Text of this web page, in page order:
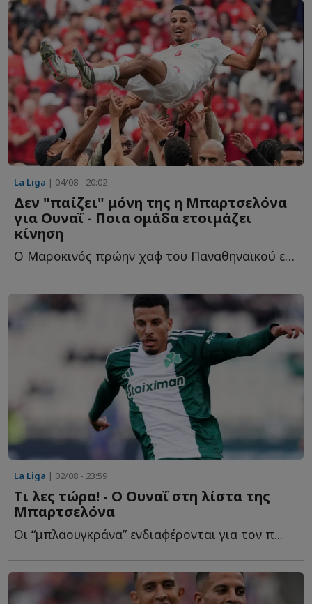
La Liga | 04/08 - 20:02
Δεν "παίζει" μόνη της η Μπαρτσελόνα
για Ουναΐ - Ποια ομάδα ετοιμάζει
κίνηση
Ο Μαροκινός πρώην χαφ του Παναθηναϊκού είναι περιζήτητος μ...
La Liga | 02/08 - 23:59
Τι λες τώρα! - Ο Ουναΐ στη λίστα της
Μπαρτσελόνα
Οι “μπλαουγκράνα” ενδιαφέρονται για τον π...